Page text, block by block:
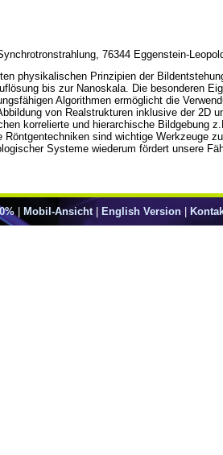
76344 Eggenstein-
physikalischen Prinzipien der
bis zur Nanoskala. Die besonderen
Algorithmen ermöglicht die
von Realstrukturen inklusive der 2D
korrelierte und hierarchische Bildgebung
sind wichtige Werkzeuge
Systeme wiederum fördert unsere
| Mobil-Ansicht| English Version